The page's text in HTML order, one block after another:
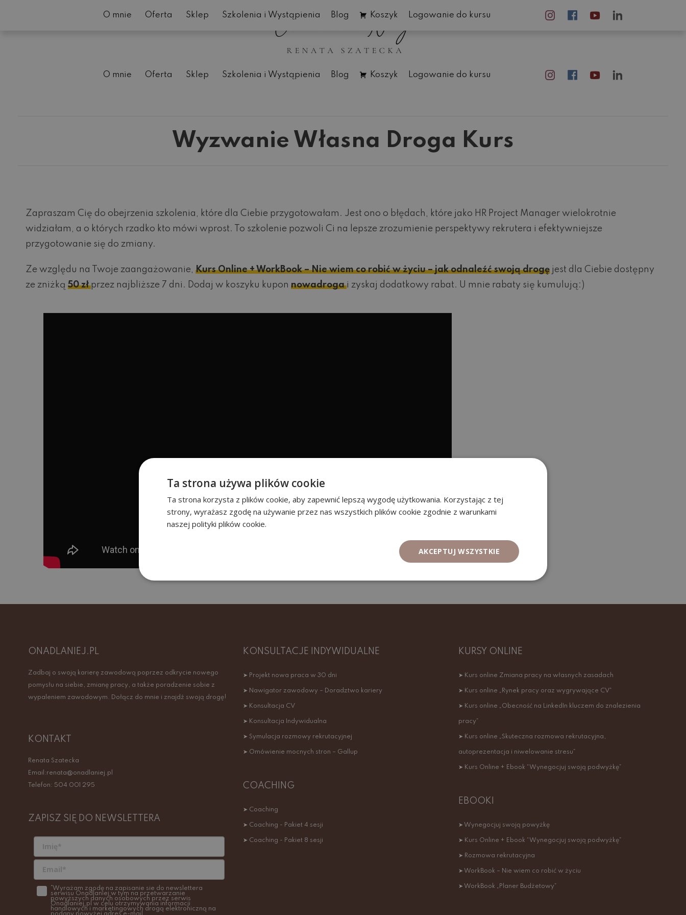
O mnie Oferta Sklep Szkolenia i Wystąpienia Blog Koszyk Logowanie do kursu
O mnie Oferta Sklep Szkolenia i Wystąpienia Blog Koszyk Logowanie do kursu
Wyzwanie Własna Droga Kurs
Zapraszam Cię do obejrzenia szkolenia, które dla Ciebie przygotowałam. Jest ono o błędach, które jako HR Project Manager wielokrotnie
widziałam, a o których rzadko kto mówi wprost. To szkolenie pozwoli Ci na lepsze zrozumienie perspektywy rekrutera i efektywniejsze
przygotowanie się do zmiany.
Ze względu na Twoje zaangażowanie, Kurs Online + WorkBook – Nie wiem co robić w życiu – jak odnaleźć swoją drogę jest dla Ciebie dostępny
ze zniżką 50 złprzez najbliższe 7 dni. Dodaj w koszyku kupon nowadrogai zyskaj dodatkowy rabat. U mnie rabaty się kumulują:)
ONADLANIEJ.PL
Zadbaj o swoją karierę zawodową poprzez odkrycie nowego
pomysłu na siebie, zmianę pracy, a także poradzenie sobie z
wypaleniem zawodowym. Dołącz do mnie i znajdź swoją drogę!
KONTAKT
Renata Szatecka
Email:renata@onadlaniej.pl
Telefon: 504 001 295
ZAPISZ SIĘ DO NEWSLETTERA
*Wyrażam zgodę na zapisanie sie do newslettera
serwisu Onadlaniej w tym na przetwarzanie
powyższych danych osobowych przez serwis
Onadlaniej.pl w celu otrzymywania informacji
handlowych i marketingowych drogą elektroniczną na
KONSULTACJE INDYWIDUALNE
➤ Projekt nowa praca w 30 dni
➤ Nawigator zawodowy – Doradztwo kariery
➤ Konsultacja CV
➤ Konsultacja Indywidualna
➤ Symulacja rozmowy rekrutacyjnej
➤ Omówienie mocnych stron – Gallup
COACHING
➤ Coaching
➤ Coaching - Pakiet 4 sesji
➤ Coaching - Pakiet 8 sesji
KURSY ONLINE
➤ Kurs online Zmiana pracy na własnych zasadach
➤ Kurs online „Rynek pracy oraz wygrywające CV”
➤ Kurs online „Obecność na LinkedIn kluczem do znalezienia
pracy”
➤ Kurs online „Skuteczna rozmowa rekrutacyjna,
autoprezentacja i niwelowanie stresu”
➤ Kurs Online + Ebook “Wynegocjuj swoją podwyżkę”
EBOOKI
➤ Wynegocjuj swoją powyżkę
➤ Kurs Online + Ebook “Wynegocjuj swoją podwyżkę”
➤ Rozmowa rekrutacyjna
➤ WorkBook – Nie wiem co robić w życiu
➤ WorkBook „Planer Budżetowy”
Ta strona używa plików cookie
Ta strona korzysta z plików cookie, aby zapewnić lepszą wygodę użytkowania. Korzystając z tej
strony, wyrażasz zgodę na używanie przez nas wszystkich plików cookie zgodnie z warunkami
naszej polityki plików cookie.
AKCEPTUJ WSZYSTKIE